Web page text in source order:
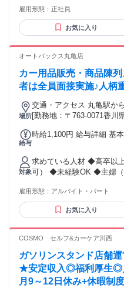
全額支給 交通費全額支給
ッサージ師、リフレクソ
ア…幅広い業態を手掛け
雇用形態： 正社員
お気に入り
オートバックス丸亀店
カー用品販売・商品陳
者は全員面接実施♪人柄
場所
交通・アクセス 丸亀駅か
[勤務地：〒763-0071香川
給与
時給1,100円 給与詳細 基本給：時給
ば時給もUPします☆ ◆試
対象
求めている人材 ◆高卒以
可） ◆未経験OK ◆主婦
雇用形態： アルバイト・パート
お気に入り
COSMO セルフ&カーケア川西
ガソリンスタンド店舗
★安定収入◎福利厚生◎
月9～12日休み+休暇制